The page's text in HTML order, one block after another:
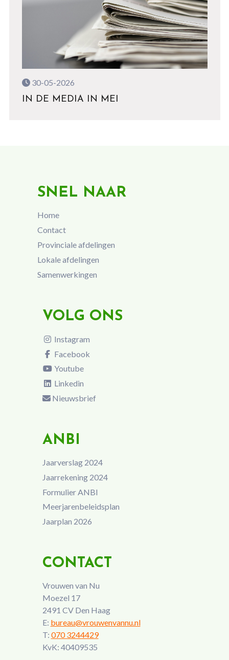
30-05-2026
IN DE MEDIA IN MEI
SNEL NAAR
Home
Contact
Provinciale afdelingen
Lokale afdelingen
Samenwerkingen
VOLG ONS
Instagram
Facebook
Youtube
Linkedin
Nieuwsbrief
ANBI
Jaarverslag 2024
Jaarrekening 2024
Formulier ANBI
Meerjarenbeleidsplan
Jaarplan 2026
CONTACT
Vrouwen van Nu
Moezel 17
2491 CV Den Haag
E: bureau@vrouwenvannu.nl
T: 070 3244429
KvK: 40409535